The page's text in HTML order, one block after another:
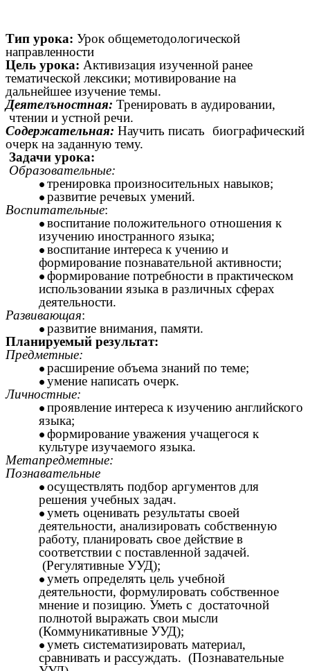
Тип урока: Урок общеметодологической
направленности
Цель урока: Активизация изученной ранее
тематической лексики; мотивирование на
дальнейшее изучение темы.
Деятелъностная: Тренировать в аудировании,
чтении и устной речи.
Содержательная: Научить писать биографический
очерк на заданную тему.
Задачи урока:
Образовательные:
тренировка произносительных навыков;
развитие речевых умений.
Воспитательные:
воспитание положительного отношения к
изучению иностранного языка;
воспитание интереса к учению и
формирование познавательной активности;
формирование потребности в практическом
использовании языка в различных сферах
деятельности.
Развивающая:
развитие внимания, памяти.
Планируемый результат:
Предметные:
расширение объема знаний по теме;
умение написать очерк.
Личностные:
проявление интереса к изучению английского
языка;
формирование уважения учащегося к
культуре изучаемого языка.
Метапредметные:
Познавательные
осуществлять подбор аргументов для
решения учебных задач.
уметь оценивать результаты своей
деятельности, анализировать собственную
работу, планировать свое действие в
соответствии с поставленной задачей.
(Регулятивные УУД);
уметь определять цель учебной
деятельности, формулировать собственное
мнение и позицию. Уметь с достаточной
полнотой выражать свои мысли
(Коммуникативные УУД);
уметь систематизировать материал,
сравнивать и рассуждать. (Познавательные